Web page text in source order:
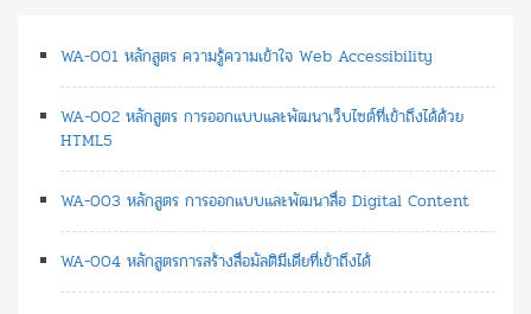
WA-001 หลักสูตร ความรู้ความเข้าใจ Web Accessibility
WA-002 หลักสูตร การออกแบบและพัฒนาเว็บไซต์ที่เข้าถึงได้ด้วย
HTML5
WA-003 หลักสูตร การออกแบบและพัฒนาสื่อ Digital Content
WA-004 หลักสูตรการสร้างสื่อมัลติมีเดียที่เข้าถึงได้